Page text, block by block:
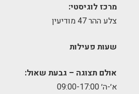
מרכז לוגיסטי:
צלע ההר 47 מודיעין
שעות פעילות
אולם תצוגה – גבעת שאול:
א׳-ה׳ 09:00-17:00